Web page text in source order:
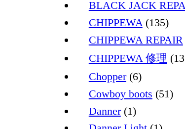
BLACK JACK
CHIPPEWA(135)
CHIPPEWA REPAIR
CHIPPEWA 修理
Chopper(6)
Cowboy boots (51)
Danner(1)